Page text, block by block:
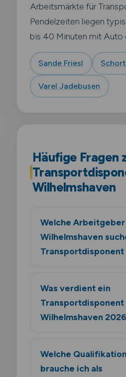
Arbeitsmärkte für
Pendelzeiten liegen
bis 40 Minuten mit Auto
Sande Friesl
Varel Jadebusen
Häufige Fragen
Wilhelmshaven
Welche Arbeitgeber
Wilhelmshaven
Transportdisponent
Was verdient ein
Transportdisponent
Wilhelmshaven
Welche
brauche ich als